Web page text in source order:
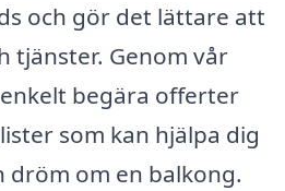
och gör det lättare att
tjänster. Genom vår
begära offerter
som kan hjälpa dig
om en balkong.